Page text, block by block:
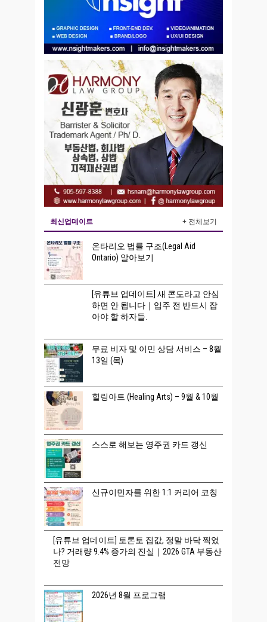
최신업데이트 + 전체보기
온타리오 법률 구조(Legal Aid
Ontario) 알아보기
[유튜브 업데이트] 새 콘도라고 안심
하면 안 됩니다｜입주 전 반드시 잡
아야 할 하자들.
무료 비자 및 이민 상담 서비스 – 8월
13일 (목)
힐링아트 (Healing Arts) – 9월 & 10월
스스로 해보는 영주권 카드 갱신
신규이민자를 위한 1:1 커리어 코칭
[유튜브 업데이트] 토론토 집값, 정말 바닥 찍었
나? 거래량 9.4% 증가의 진실｜2026 GTA 부동산
전망
2026년 8월 프로그램